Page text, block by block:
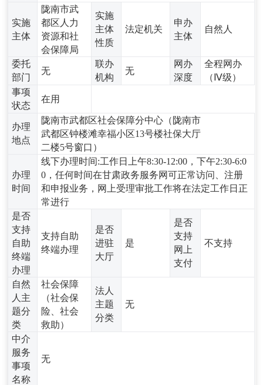
实施
主体
陇南市武
都区人力
资源和社
会保障局
实施
主体
性质
法定机关
申办
主体
自然人
委托
部门
无
联办
机构
无
网办
深度
全程网办
（Ⅳ级）
事项
状态
在用
办理
地点
陇南市武都区社会保障分中心（陇南市
武都区钟楼滩幸福小区13号楼社保大厅
二楼5号窗口）
办理
时间
线下办理时间:工作日上午8:30-12:00，下午2:30-6:0
0，任何时间在甘肃政务服务网可正常访问、注册
和申报业务，网上受理审批工作将在法定工作日正
常进行
是否
支持
自助
终端
办理
支持自助
终端办理
是否
进驻
大厅
是
是否
支持
网上
支付
不支持
自然
人主
题分
类
社会保障
（社会保
险、社会
救助）
法人
主题
分类
无
中介
服务
事项
名称
无